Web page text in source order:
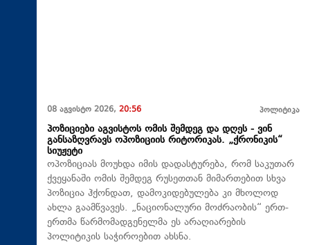
08 აგვისტო 2026, 20:56 პოლიტიკა
პოზიციები აგვისტოს ომის შემდეგ და დღეს - ვინ
განსაზღვრავს ოპოზიციის რიტორიკას. „ქრონიკის“
სიუჟეტი
ოპოზიციას მოუხდა იმის დადასტურება, რომ საკუთარ
ქვეყანაში ომის შემდეგ რუსეთთან მიმართებით სხვა
პოზიცია ჰქონდათ, დამოკიდებულება კი მხოლოდ
ახლა გაამწვავეს. „ნაციონალური მოძრაობის“ ერთ-
ერთმა წარმომადგენელმა ეს არაღიარების
პოლიტიკის საჭიროებით ახსნა.